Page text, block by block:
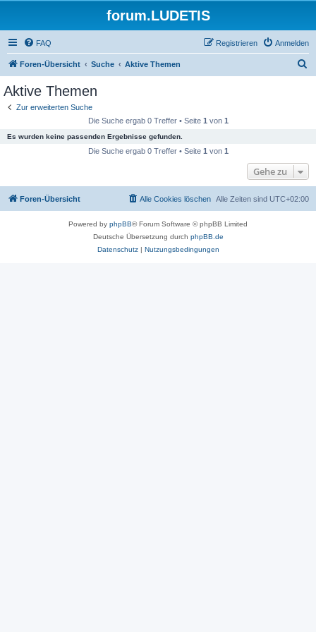
forum.LUDETIS
FAQ Anmelden
Registrieren
Foren-Übersicht Suche Aktive Themen
Aktive Themen
Zur erweiterten Suche
Die Suche ergab 0 Treffer • Seite 1 von 1
Es wurden keine passenden Ergebnisse gefunden.
Die Suche ergab 0 Treffer • Seite 1 von 1
Gehe zu
Foren-Übersicht Alle Zeiten sind UTC+02:00
Alle Cookies löschen
Powered by phpBB® Forum Software © phpBB Limited
Deutsche Übersetzung durch phpBB.de
Datenschutz| Nutzungsbedingungen